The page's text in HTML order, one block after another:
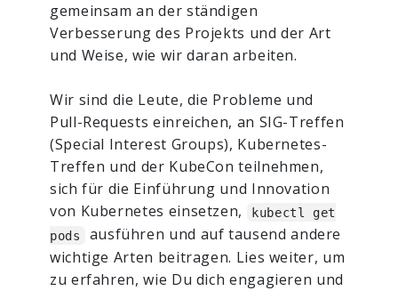
gemeinsam an der ständigen
Verbesserung des Projekts und der Art
und Weise, wie wir daran arbeiten.
Wir sind die Leute, die Probleme und
Pull-Requests einreichen, an SIG-Treffen
(Special Interest Groups), Kubernetes-
Treffen und der KubeCon teilnehmen,
sich für die Einführung und Innovation
von Kubernetes einsetzen,
kubectl get
pods
ausführen und auf tausend andere
wichtige Arten beitragen. Lies weiter, um
zu erfahren, wie Du dich engagieren und